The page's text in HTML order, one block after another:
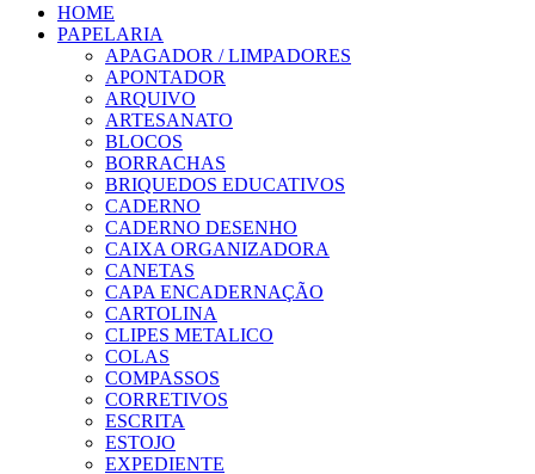
HOME
PAPELARIA
APAGADOR / LIMPADORES
APONTADOR
ARQUIVO
ARTESANATO
BLOCOS
BORRACHAS
BRIQUEDOS EDUCATIVOS
CADERNO
CADERNO DESENHO
CAIXA ORGANIZADORA
CANETAS
CAPA ENCADERNAÇÃO
CARTOLINA
CLIPES METALICO
COLAS
COMPASSOS
CORRETIVOS
ESCRITA
ESTOJO
EXPEDIENTE